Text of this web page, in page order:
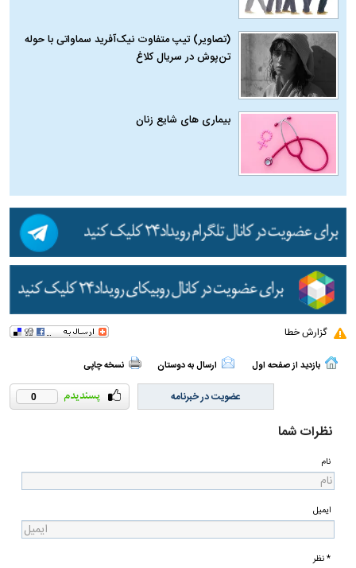
(تصاویر) تیپ متفاوت نیک‌آفرید سماواتی با حوله
تن‌پوش در سریال کلاغ
بیماری‌ های شایع زنان
گزارش خطا
بازدید از صفحه اول ارسال به دوستان نسخه چاپی
0 عضویت در خبرنامه
نظرات شما
نام
ایمیل
* نظر